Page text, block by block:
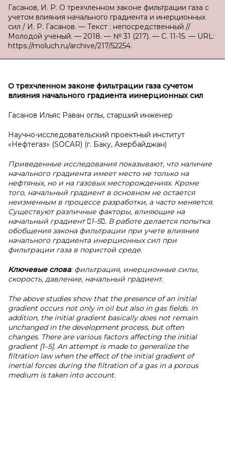
Гасанов, И. Р. О трехчленном законе фильтрации газа с
учетом влияния начального градиента и инерционных
сил / И. Р. Гасанов. — Текст : непосредственный //
Молодой ученый. — 2018. — № 31 (217). — С. 11-15. — URL:
https://moluch.ru/archive/217/52254.
О трехчленном законе фильтрации газа сучетом
влияния начального градиента иинерционных сил
Гасанов Ильяс Раван оглы, старший инженер
Научно-исследовательский проектный институт
«Нефтегаз» (SOCAR) (г. Баку, Азербайджан)
Приведенные исследования показывают, что наличие
начального градиента имеет место не только на
нефтяных, но и на газовых месторождениях. Кроме
того, начальный градиент в основном не остается
неизменным в процессе разработки, а часто меняется.
Существуют различные факторы, влияющие на
начальный градиент 1–5. В работе делается попытка
обобщения закона фильтрации при учете влияния
начального градиента инерционных сил при
фильтрации газа в пористой среде.
Ключевые слова: фильтрация, инерционные силы,
скорость, давление, начальный градиент.
The above studies show that the presence of an initial
gradient occurs not only in oil but also in gas fields. In
addition, the initial gradient basically does not remain
unchanged in the development process, but often
changes. There are various factors affecting the initial
gradient [1–5]. An attempt is made to generalize the
filtration law when the effect of the initial gradient of
inertial forces during the filtration of a gas in a porous
medium is taken into account.